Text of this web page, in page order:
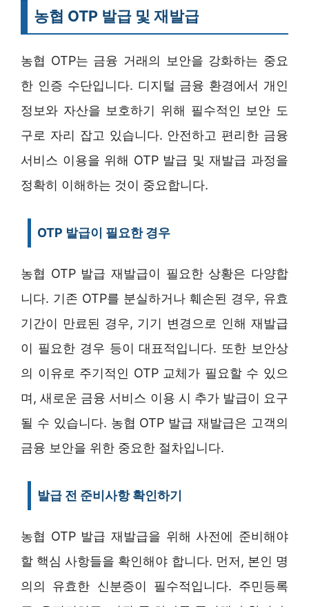
농협 OTP 발급 및 재발급
농협 OTP는 금융 거래의 보안을 강화하는 중요
한 인증 수단입니다. 디지털 금융 환경에서 개인
정보와 자산을 보호하기 위해 필수적인 보안 도
구로 자리 잡고 있습니다. 안전하고 편리한 금융
서비스 이용을 위해 OTP 발급 및 재발급 과정을
정확히 이해하는 것이 중요합니다.
OTP 발급이 필요한 경우
농협 OTP 발급 재발급이 필요한 상황은 다양합
니다. 기존 OTP를 분실하거나 훼손된 경우, 유효
기간이 만료된 경우, 기기 변경으로 인해 재발급
이 필요한 경우 등이 대표적입니다. 또한 보안상
의 이유로 주기적인 OTP 교체가 필요할 수 있으
며, 새로운 금융 서비스 이용 시 추가 발급이 요구
될 수 있습니다. 농협 OTP 발급 재발급은 고객의
금융 보안을 위한 중요한 절차입니다.
발급 전 준비사항 확인하기
농협 OTP 발급 재발급을 위해 사전에 준비해야
할 핵심 사항들을 확인해야 합니다. 먼저, 본인 명
의의 유효한 신분증이 필수적입니다. 주민등록